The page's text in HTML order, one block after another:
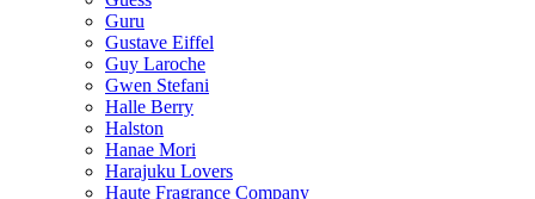
Guru
Gustave Eiffel
Guy Laroche
Gwen Stefani
Halle Berry
Halston
Hanae Mori
Harajuku Lovers
Haute Fragrance Company